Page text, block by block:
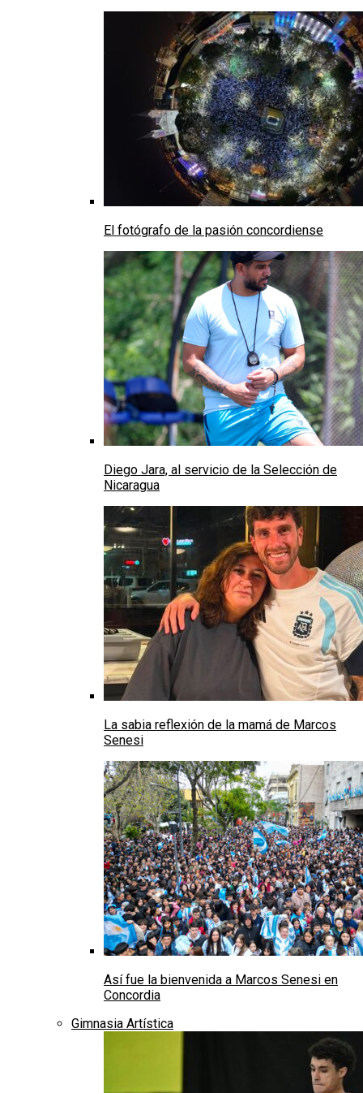
El fotógrafo de la pasión concordiense
Diego Jara, al servicio de la Selección de
Nicaragua
La sabia reflexión de la mamá de Marcos
Senesi
Así fue la bienvenida a Marcos Senesi en
Concordia
Gimnasia Artística